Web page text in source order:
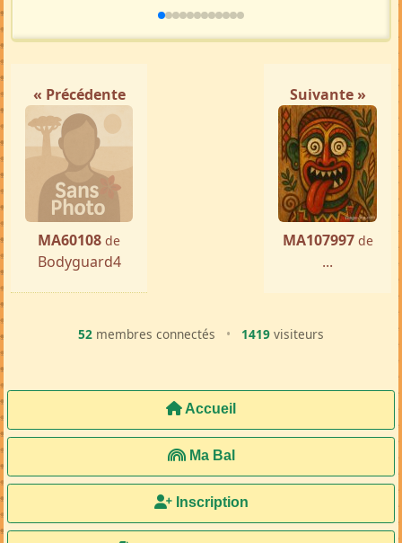
« Précédente
MA60108 de
Bodyguard4
Suivante »
MA107997 de
...
52 membres connectés • 1419 visiteurs
Accueil
Ma Bal
Inscription